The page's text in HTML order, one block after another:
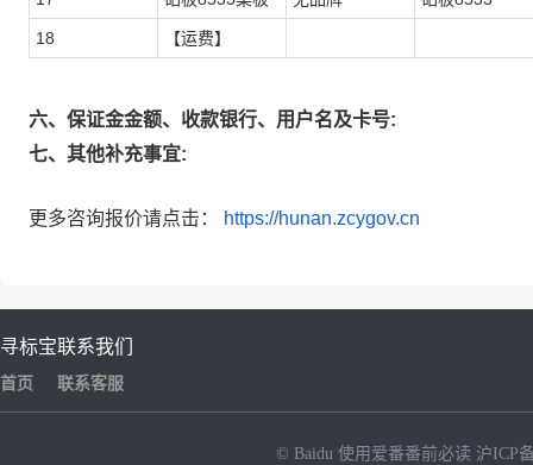
18 【运费】
六、保证金金额、收款银行、用户名及卡号:
七、其他补充事宜:
更多咨询报价请点击： https://hunan.zcygov.cn
寻标宝
首页
联系我们
联系客服
© Baidu 使用爱番番前必读 沪ICP